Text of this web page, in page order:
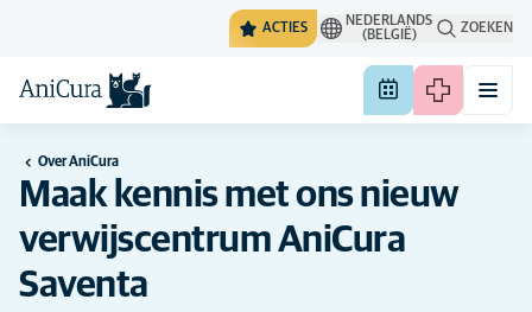
ACTIES
NEDERLANDS
(BELGIË)
ZOEKEN
Over AniCura
Maak kennis met ons nieuw
verwijscentrum AniCura
Saventa